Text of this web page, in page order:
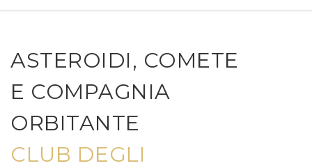
ASTEROIDI, COMETE
E COMPAGNIA
ORBITANTE
CLUB DEGLI